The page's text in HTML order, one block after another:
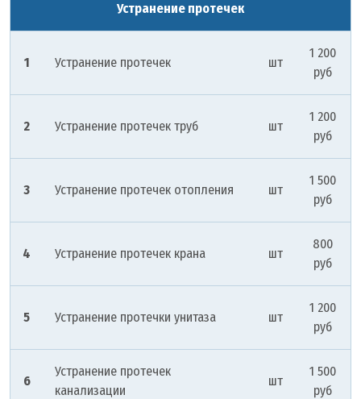
Устранение протечек
1 Устранение протечек шт
1 200
руб
2 Устранение протечек труб шт
1 200
руб
3 Устранение протечек отопления шт
1 500
руб
4 Устранение протечек крана шт
800
руб
5 Устранение протечки унитаза шт
1 200
руб
6
Устранение протечек
канализации
шт
1 500
руб